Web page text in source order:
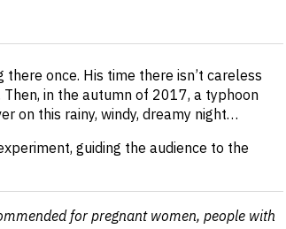
once. His time there isn’t careless
in the autumn of 2017, a typhoon
on this rainy, windy, dreamy night…
guiding the audience to the
for pregnant women, people with